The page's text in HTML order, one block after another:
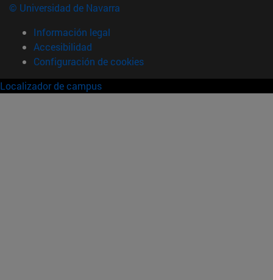
© Universidad de Navarra
Información legal
Accesibilidad
Configuración de cookies
Localizador de campus